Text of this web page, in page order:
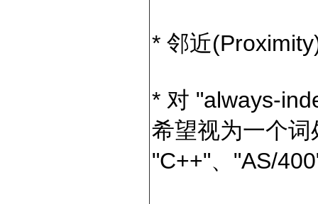
* 邻近
* 对 "always-
希望视为一个
"C++"、"AS/